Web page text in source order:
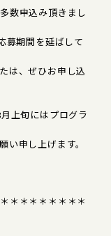
数申込み頂きまし
募期間を延ばして
は、ぜひお申し込
上旬にはプログラ
い申し上げます。
＊＊＊＊＊＊＊＊